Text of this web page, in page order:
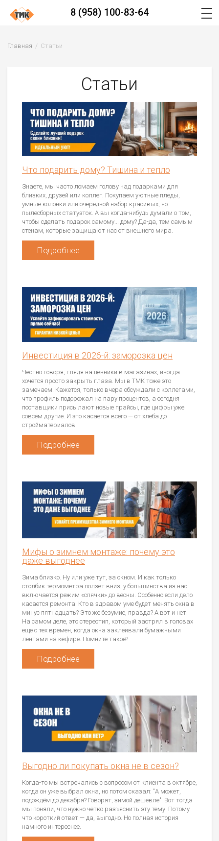
8 (958) 100-83-64
Главная Статьи
Статьи
Что подарить дому? Тишина и тепло
Знаете, мы часто ломаем голову над подарками для
близких, друзей или коллег. Покупаем уютные пледы,
умные колонки или очередной набор красивых, но
пылесборных статуэток. А вы когда-нибудь думали о том,
чтобы сделать подарок самому... дому? Да-да, тем самым
стенам, которые защищают нас от внешнего мира.
Подробнее
Инвестиция в 2026-й: заморозка цен
Честно говоря, глядя на ценники в магазинах, иногда
хочется просто закрыть глаза. Мы в ТМК тоже это
замечаем. Кажется, только вчера обсуждали с коллегами,
что профиль подорожал на пару процентов, а сегодня
поставщики присылают новые прайсы, где цифры уже
совсем другие. И это касается всего — от хлеба до
стройматериалов.
Подробнее
Мифы о зимнем монтаже: почему это
даже выгоднее
Зима близко. Ну или уже тут, за окном. И как только
столбик термометра ползет вниз, у большинства из нас
включается режим «спячки» до весны. Особенно если дело
касается ремонта. Кто в здравом уме будет менять окна в
минус пятнадцать? Это же безумие, правда? А вот и нет.
На самом деле, это стереотип, который застрял в головах
еще с тех времен, когда окна заклеивали бумажными
лентами на кефире. Помните такое?
Подробнее
Выгодно ли покупать окна не в сезон?
Когда-то мы встречались с вопросом от клиента в октябре,
когда он уже выбрал окна, но потом сказал: "А может,
подождём до декабря? Говорят, зимой дешевле". Вот тогда
мы поняли, что нужно чётко разъяснить эту тему. Потому
что короткий ответ — да, выгодно. Но полная история
намного интереснее.